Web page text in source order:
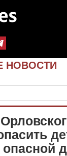
НОВОСТИ
опасной